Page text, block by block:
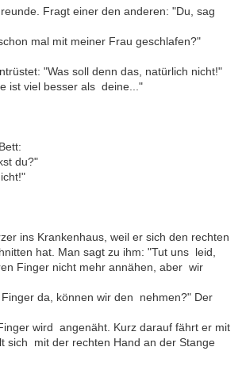
Fragt einer den anderen: "Du, sag
mal mit meiner Frau geschlafen?"
"Was soll denn das, natürlich nicht!"
ist viel besser als deine..."
du?"
ins Krankenhaus, weil er sich den rechten
hat. Man sagt zu ihm: "Tut uns leid,
Finger nicht mehr annähen, aber wir
da, können wir den nehmen?" Der
wird angenäht. Kurz darauf fährt er mit
sich mit der rechten Hand an der Stange